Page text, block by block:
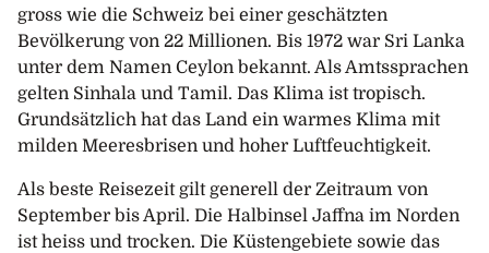
gross wie die Schweiz bei einer geschätzten
Bevölkerung von 22 Millionen. Bis 1972 war Sri Lanka
unter dem Namen Ceylon bekannt. Als Amtssprachen
gelten Sinhala und Tamil. Das Klima ist tropisch.
Grundsätzlich hat das Land ein warmes Klima mit
milden Meeresbrisen und hoher Luftfeuchtigkeit.
Als beste Reisezeit gilt generell der Zeitraum von
September bis April. Die Halbinsel Jaffna im Norden
ist heiss und trocken. Die Küstengebiete sowie das